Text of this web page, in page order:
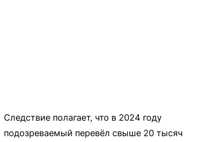
Следствие полагает, что в 2024 году
подозреваемый перевёл свыше 20 тысяч